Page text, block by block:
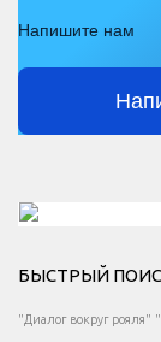
Напишите нам
Есть вопрос?
БЫСТРЫЙ
"Диалог вокруг рояля"